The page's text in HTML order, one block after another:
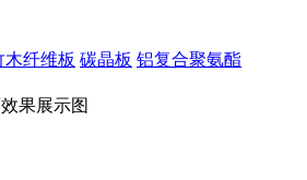
木纤维板 碳晶板 铝复合聚氨酯